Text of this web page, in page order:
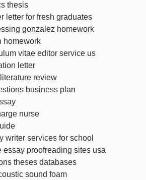
thesis
letter for fresh graduates
gonzalez homework
homework
vitae editor service us
letter
review
business plan
nurse
writer services for school
essay proofreading sites usa
theses databases
sound foam